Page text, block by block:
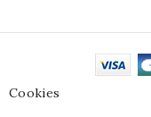
Cookies